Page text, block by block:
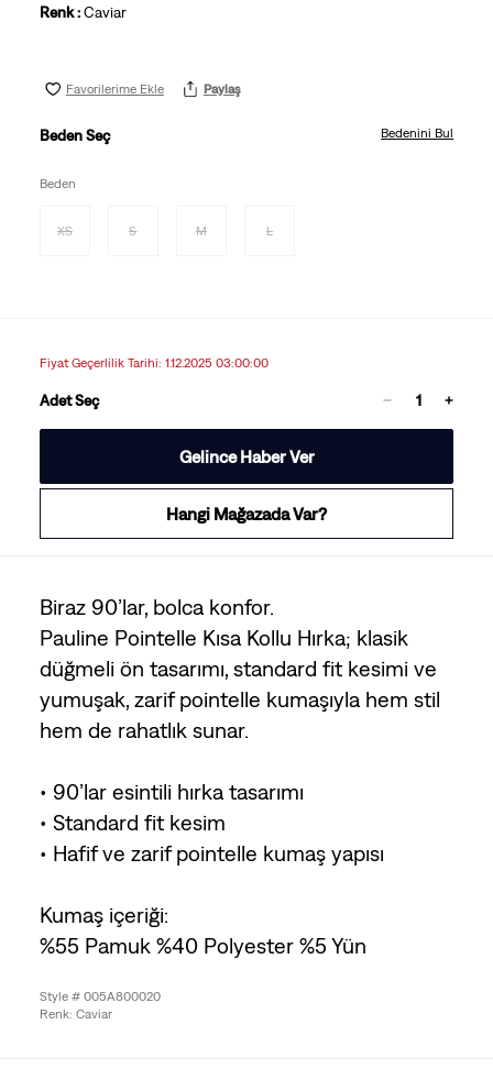
Renk :Caviar
Favorilerime Ekle Paylaş
Beden Seç Bedenini Bul
Beden
XS S M L
Fiyat Geçerlilik Tarihi: 1.12.2025 03:00:00
Adet Seç
Gelince Haber Ver
Hangi Mağazada Var?
Biraz 90’lar, bolca konfor.
Pauline Pointelle Kısa Kollu Hırka; klasik
düğmeli ön tasarımı, standard fit kesimi ve
yumuşak, zarif pointelle kumaşıyla hem stil
hem de rahatlık sunar.
• 90’lar esintili hırka tasarımı
• Standard fit kesim
• Hafif ve zarif pointelle kumaş yapısı
Kumaş içeriği:
%55 Pamuk %40 Polyester %5 Yün
Style # 005A800020
Renk: Caviar